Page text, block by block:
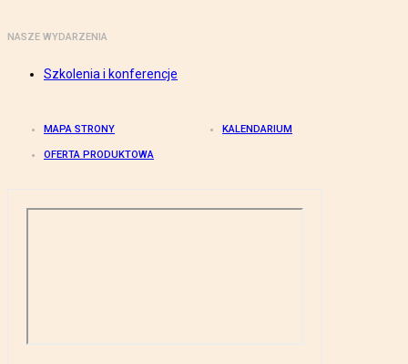
NASZE WYDARZENIA
Szkolenia i konferencje
MAPA STRONY KALENDARIUM
OFERTA PRODUKTOWA